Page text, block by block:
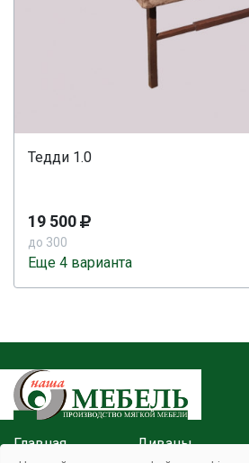
Тедди 1.0
19 500
до 300
Еще 4 варианта
Главная Диваны